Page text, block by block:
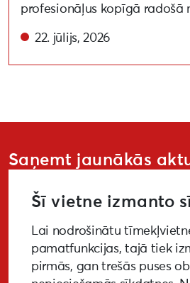
profesionāļus kopīgā radošā
22. jūlijs, 2026
Saņemt jaunākās
PIETEIKTIES
Šī vietne izmanto
Lai nodrošinātu
pamatfunkcijas, tajā tiek
pirmās, gan trešās puses